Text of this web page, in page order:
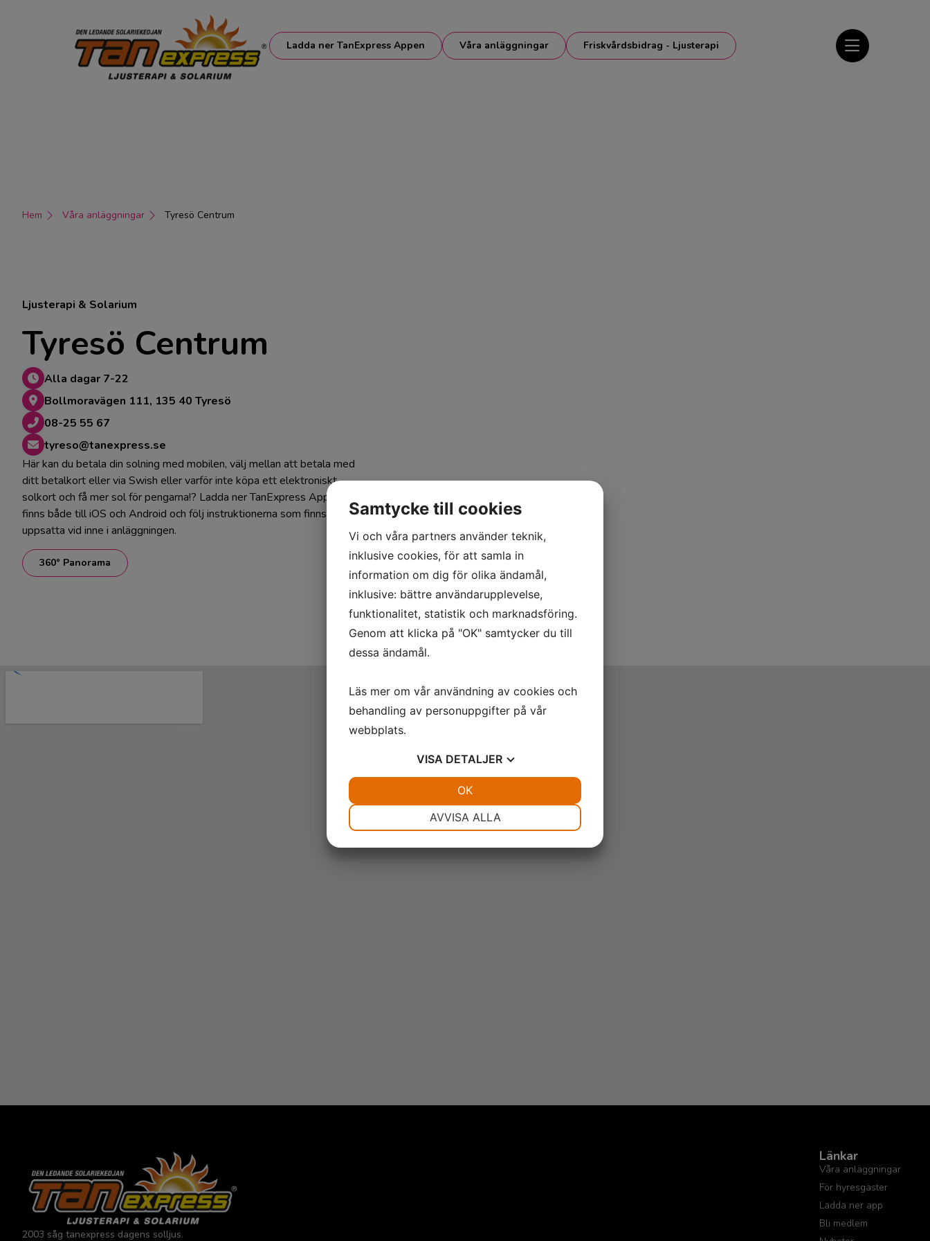
Ladda ner TanExpress Appen Våra anläggningar Friskvårdsbidrag - Ljusterapi
Hem Våra anläggningar Tyresö Centrum
Ljusterapi & Solarium
Tyresö Centrum
Alla dagar 7-22
Bollmoravägen 111, 135 40 Tyresö
08-25 55 67
tyreso@tanexpress.se
Här kan du betala din solning med mobilen, välj mellan att betala med
ditt betalkort eller via Swish eller varför inte köpa ett elektroniskt
solkort och få mer sol för pengarna!? Ladda ner TanExpress Appen som
finns både till iOS och Android och följ instruktionerna som finns väl
uppsatta vid inne i anläggningen.
360° Panorama
2003 såg tanexpress dagens solljus.
Länkar
Våra anläggningar
För hyresgäster
Ladda ner app
Bli medlem
Samtycke till cookies
Vi och våra partners använder teknik,
inklusive cookies, för att samla in
information om dig för olika ändamål,
inklusive: bättre användarupplevelse,
funktionalitet, statistik och marknadsföring.
Genom att klicka på "OK" samtycker du till
dessa ändamål.
Läs mer om vår användning av cookies och
behandling av personuppgifter på vår
webbplats.
VISA DETALJER
AVVISA ALLA
OK